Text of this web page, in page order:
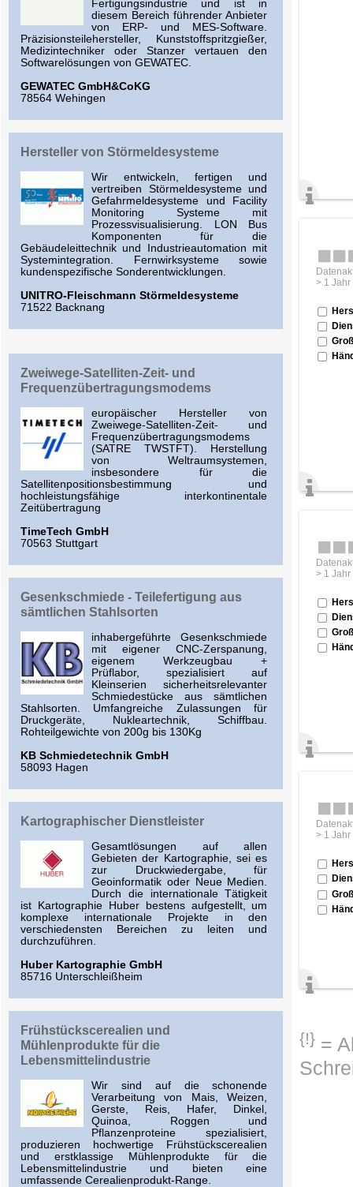
Fertigungsindustrie und ist in
diesem Bereich führender Anbieter
von ERP- und MES-Software.
Präzisionsteilehersteller, Kunststoffspritzgießer,
Medizintechniker oder Stanzer vertauen den
Softwarelösungen von GEWATEC.
GEWATEC GmbH&CoKG
78564 Wehingen
Hersteller von Störmeldesysteme
Wir entwickeln, fertigen und
vertreiben Störmeldesysteme und
Gefahrmeldesysteme und Facility
Monitoring Systeme mit
Prozessvisualisierung. LON Bus
Komponenten für die
Gebäudeleittechnik und Industrieautomation mit
Systemintegration. Fernwirksysteme sowie
kundenspezifische Sonderentwicklungen.
UNITRO-Fleischmann Störmeldesysteme
71522 Backnang
Zweiwege-Satelliten-Zeit- und
Frequenzübertragungsmodems
europäischer Hersteller von
Zweiwege-Satelliten-Zeit- und
Frequenzübertragungsmodems
(SATRE TWSTFT). Herstellung
von Weltraumsystemen,
insbesondere für die
Satellitenpositionsbestimmung und
hochleistungsfähige interkontinentale
Zeitübertragung
TimeTech GmbH
70563 Stuttgart
Gesenkschmiede - Teilefertigung aus
sämtlichen Stahlsorten
inhabergeführte Gesenkschmiede
mit eigener CNC-Zerspanung,
eigenem Werkzeugbau +
Prüflabor, spezialisiert auf
Kleinserien sicherheitsrelevanter
Schmiedestücke aus sämtlichen
Stahlsorten. Umfangreiche Zulassungen für
Druckgeräte, Nukleartechnik, Schiffbau.
Rohteilgewichte von 200g bis 130Kg
KB Schmiedetechnik GmbH
58093 Hagen
Kartographischer Dienstleister
Gesamtlösungen auf allen
Gebieten der Kartographie, sei es
zur Druckwiedergabe, für
Geoinformatik oder Neue Medien.
Durch die internationale Tätigkeit
ist Kartographie Huber bestens aufgestellt, um
komplexe internationale Projekte in den
verschiedensten Bereichen zu leiten und
durchzuführen.
Huber Kartographie GmbH
85716 Unterschleißheim
Frühstückscerealien und
Mühlenprodukte für die
Lebensmittelindustrie
Wir sind auf die schonende
Verarbeitung von Mais, Weizen,
Gerste, Reis, Hafer, Dinkel,
Quinoa, Roggen und
Pflanzenproteine spezialisiert,
produzieren hochwertige Frühstückscerealien
und erstklassige Mühlenprodukte für die
Lebensmittelindustrie und bieten eine
umfassende Cerealienprodukt-Range.
> 1 Jahr
> 1 Jahr
> 1 Jahr
{!} =